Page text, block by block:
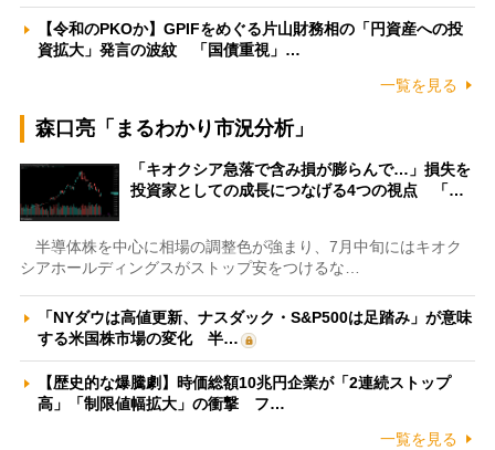
【令和のPKOか】GPIFをめぐる片山財務相の「円資産への投
資拡大」発言の波紋 「国債重視」…
一覧を見る
森口亮「まるわかり市況分析」
「キオクシア急落で含み損が膨らんで…」損失を
投資家としての成長につなげる4つの視点 「…
半導体株を中心に相場の調整色が強まり、7月中旬にはキオク
シアホールディングスがストップ安をつけるな…
「NYダウは高値更新、ナスダック・S&P500は足踏み」が意味
する米国株市場の変化 半…
【歴史的な爆騰劇】時価総額10兆円企業が「2連続ストップ
高」「制限値幅拡大」の衝撃 フ…
一覧を見る